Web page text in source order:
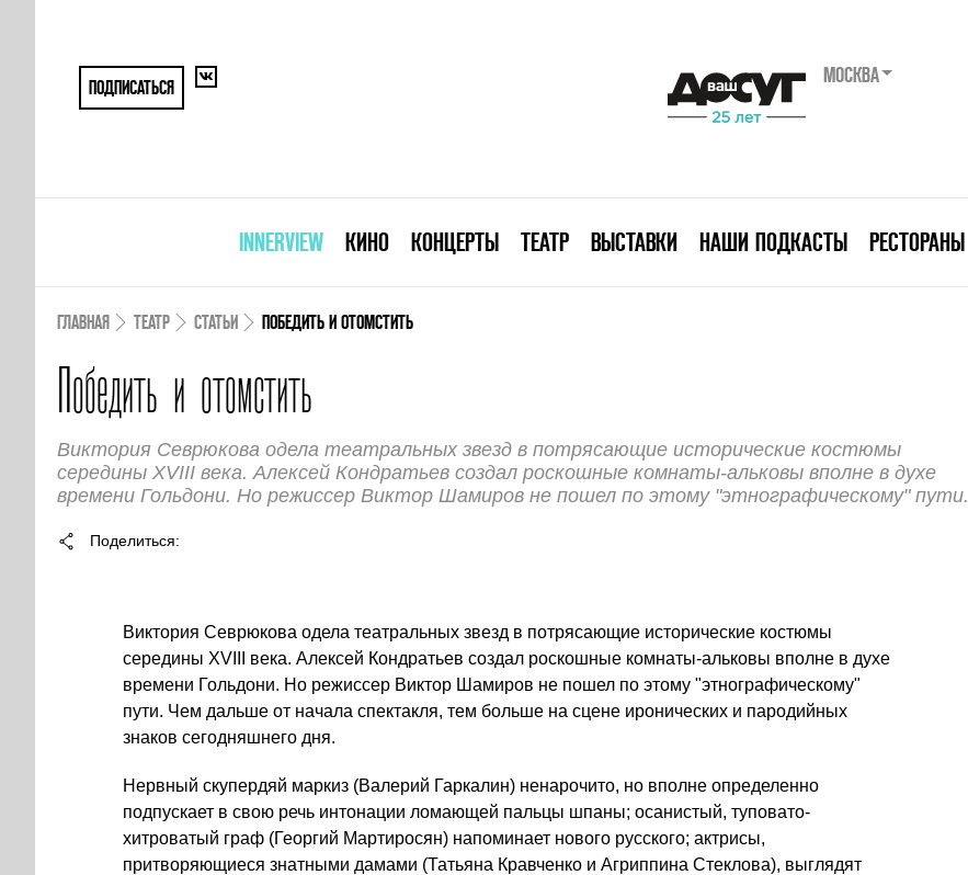
ПОДПИСАТЬСЯ
МОСКВА
INNERVIEW КИНО КОНЦЕРТЫ ТЕАТР ВЫСТАВКИ НАШИ ПОДКАСТЫ РЕСТОРАНЫ
ГЛАВНАЯ ТЕАТР СТАТЬИ ПОБЕДИТЬ И ОТОМСТИТЬ
Победить и отомстить
Виктория Севрюкова одела театральных звезд в потрясающие исторические костюмы
середины XVIII века. Алексей Кондратьев создал роскошные комнаты-альковы вполне в духе
времени Гольдони. Но режиссер Виктор Шамиров не пошел по этому "этнографическому" пути.
Поделиться
Виктория Севрюкова одела театральных звезд в потрясающие исторические костюмы
середины XVIII века. Алексей Кондратьев создал роскошные комнаты-альковы вполне в духе
времени Гольдони. Но режиссер Виктор Шамиров не пошел по этому "этнографическому"
пути. Чем дальше от начала спектакля, тем больше на сцене иронических и пародийных
знаков сегодняшнего дня.
Нервный скупердяй маркиз (Валерий Гаркалин) ненарочито, но вполне определенно
подпускает в свою речь интонации ломающей пальцы шпаны; осанистый, туповато-
хитроватый граф (Георгий Мартиросян) напоминает нового русского; актрисы,
притворяющиеся знатными дамами (Татьяна Кравченко и Агриппина Стеклова), выглядят